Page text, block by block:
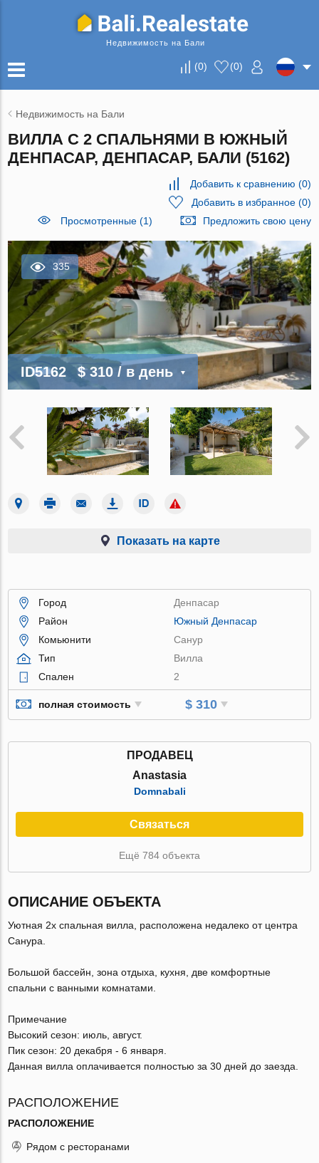
Недвижимость на Бали
(0) (0)
Недвижимость на Бали
ВИЛЛА С 2 СПАЛЬНЯМИ В ЮЖНЫЙ
ДЕНПАСАР, ДЕНПАСАР, БАЛИ (5162)
Добавить к сравнению (0)
Добавить в избранное(0)
Просмотренные (1)
Предложить свою цену
335
ID5162 $ 310/ в день
Показать на карте
Город
Денпасар
Район
Южный Денпасар
Комьюнити
Санур
Тип
Вилла
Спален
2
полная стоимость $ 310
ПРОДАВЕЦ
Anastasia
Domnabali
Связаться
Ещё 784 объекта
ОПИСАНИЕ ОБЪЕКТА
Уютная 2х спальная вилла, расположена недалеко от центра
Санура.
Большой бассейн, зона отдыха, кухня, две комфортные
спальни с ванными комнатами.
Примечание
Высокий сезон: июль, август.
Пик сезон: 20 декабря - 6 января.
Данная вилла оплачивается полностью за 30 дней до заезда.
РАСПОЛОЖЕНИЕ
РАСПОЛОЖЕНИЕ
Рядом с ресторанами